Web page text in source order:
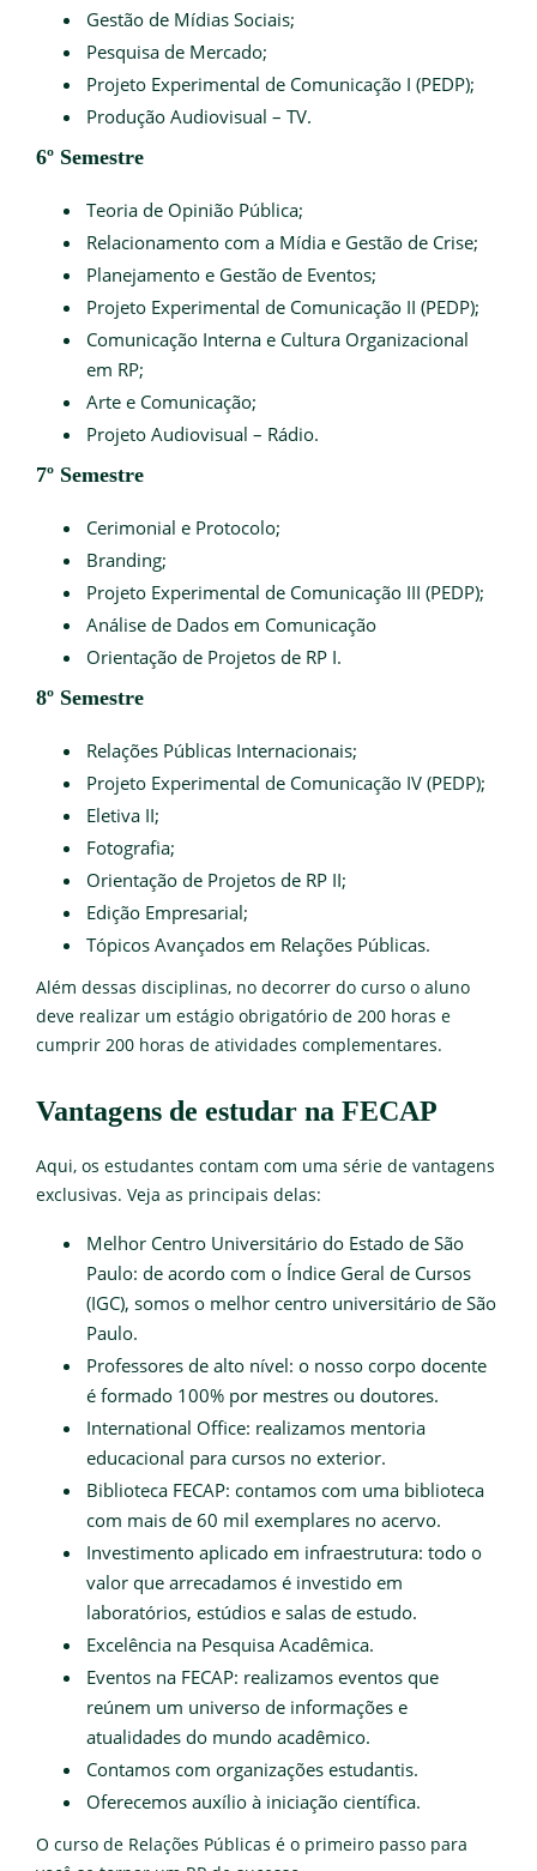
Gestão de Mídias Sociais;
Pesquisa de Mercado;
Projeto Experimental de Comunicação I (PEDP);
Produção Audiovisual – TV.
6º Semestre
Teoria de Opinião Pública;
Relacionamento com a Mídia e Gestão de Crise;
Planejamento e Gestão de Eventos;
Projeto Experimental de Comunicação II (PEDP);
Comunicação Interna e Cultura Organizacional
em RP;
Arte e Comunicação;
Projeto Audiovisual – Rádio.
7º Semestre
Cerimonial e Protocolo;
Branding;
Projeto Experimental de Comunicação III (PEDP);
Análise de Dados em Comunicação
Orientação de Projetos de RP I.
8º Semestre
Relações Públicas Internacionais;
Projeto Experimental de Comunicação IV (PEDP);
Eletiva II;
Fotografia;
Orientação de Projetos de RP II;
Edição Empresarial;
Tópicos Avançados em Relações Públicas.
Além dessas disciplinas, no decorrer do curso o aluno
deve realizar um estágio obrigatório de 200 horas e
cumprir 200 horas de atividades complementares.
Vantagens de estudar na FECAP
Aqui, os estudantes contam com uma série de vantagens
exclusivas. Veja as principais delas:
Melhor Centro Universitário do Estado de São
Paulo: de acordo com o Índice Geral de Cursos
(IGC), somos o melhor centro universitário de São
Paulo.
Professores de alto nível: o nosso corpo docente
é formado 100% por mestres ou doutores.
International Office: realizamos mentoria
educacional para cursos no exterior.
Biblioteca FECAP: contamos com uma biblioteca
com mais de 60 mil exemplares no acervo.
Investimento aplicado em infraestrutura: todo o
valor que arrecadamos é investido em
laboratórios, estúdios e salas de estudo.
Excelência na Pesquisa Acadêmica.
Eventos na FECAP: realizamos eventos que
reúnem um universo de informações e
atualidades do mundo acadêmico.
Contamos com organizações estudantis.
Oferecemos auxílio à iniciação científica.
O curso de Relações Públicas é o primeiro passo para